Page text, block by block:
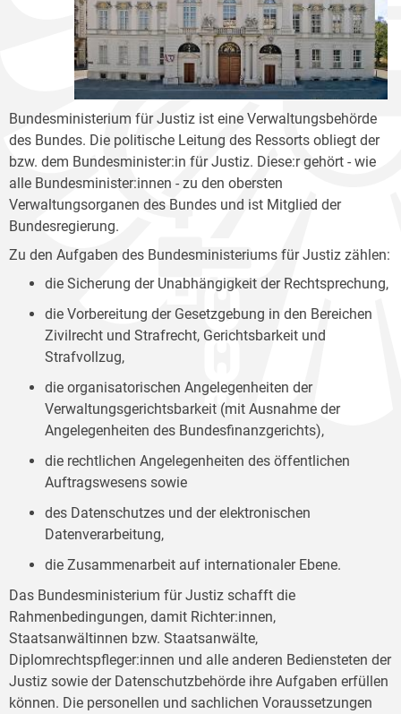
Bundesministerium für Justiz ist eine Verwaltungsbehörde
des Bundes. Die politische Leitung des Ressorts obliegt der
bzw. dem Bundesminister:in für Justiz. Diese:r gehört - wie
alle Bundesminister:innen - zu den obersten
Verwaltungsorganen des Bundes und ist Mitglied der
Bundesregierung.
Zu den Aufgaben des Bundesministeriums für Justiz zählen:
die Sicherung der Unabhängigkeit der Rechtsprechung,
die Vorbereitung der Gesetzgebung in den Bereichen
Zivilrecht und Strafrecht, Gerichtsbarkeit und
Strafvollzug,
die organisatorischen Angelegenheiten der
Verwaltungsgerichtsbarkeit (mit Ausnahme der
Angelegenheiten des Bundesfinanzgerichts),
die rechtlichen Angelegenheiten des öffentlichen
Auftragswesens sowie
des Datenschutzes und der elektronischen
Datenverarbeitung,
die Zusammenarbeit auf internationaler Ebene.
Das Bundesministerium für Justiz schafft die
Rahmenbedingungen, damit Richter:innen,
Staatsanwältinnen bzw. Staatsanwälte,
Diplomrechtspfleger:innen und alle anderen Bediensteten der
Justiz sowie der Datenschutzbehörde ihre Aufgaben erfüllen
können. Die personellen und sachlichen Voraussetzungen